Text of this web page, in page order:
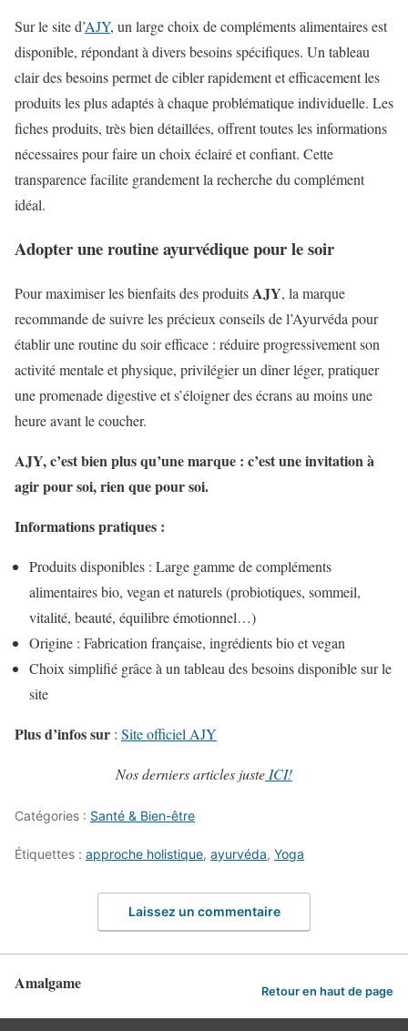
Sur le site d’AJY, un large choix de compléments alimentaires est
disponible, répondant à divers besoins spécifiques. Un tableau
clair des besoins permet de cibler rapidement et efficacement les
produits les plus adaptés à chaque problématique individuelle. Les
fiches produits, très bien détaillées, offrent toutes les informations
nécessaires pour faire un choix éclairé et confiant. Cette
transparence facilite grandement la recherche du complément
idéal.
Adopter une routine ayurvédique pour le soir
Pour maximiser les bienfaits des produitsAJY, la marque
recommande de suivre les précieux conseils de l’Ayurvéda pour
établir une routine du soir efficace : réduire progressivement son
activité mentale et physique, privilégier un dîner léger, pratiquer
une promenade digestive et s’éloigner des écrans au moins une
heure avant le coucher.
AJY, c’est bien plus qu’une marque : c’est une invitation à
agir pour soi, rien que pour soi.
Informations pratiques :
Produits disponibles : Large gamme de compléments
alimentaires bio, vegan et naturels (probiotiques, sommeil,
vitalité, beauté, équilibre émotionnel…)
Origine : Fabrication française, ingrédients bio et vegan
Choix simplifié grâce à un tableau des besoins disponible sur le
site
Plus d’infos sur : Site officiel AJY
Nos derniers articles juste ICI!
Catégories : Santé & Bien-être
Étiquettes : approche holistique, ayurvéda, Yoga
Laissez un commentaire
Amalgame Retour en haut de page